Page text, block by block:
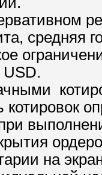
средняя
на